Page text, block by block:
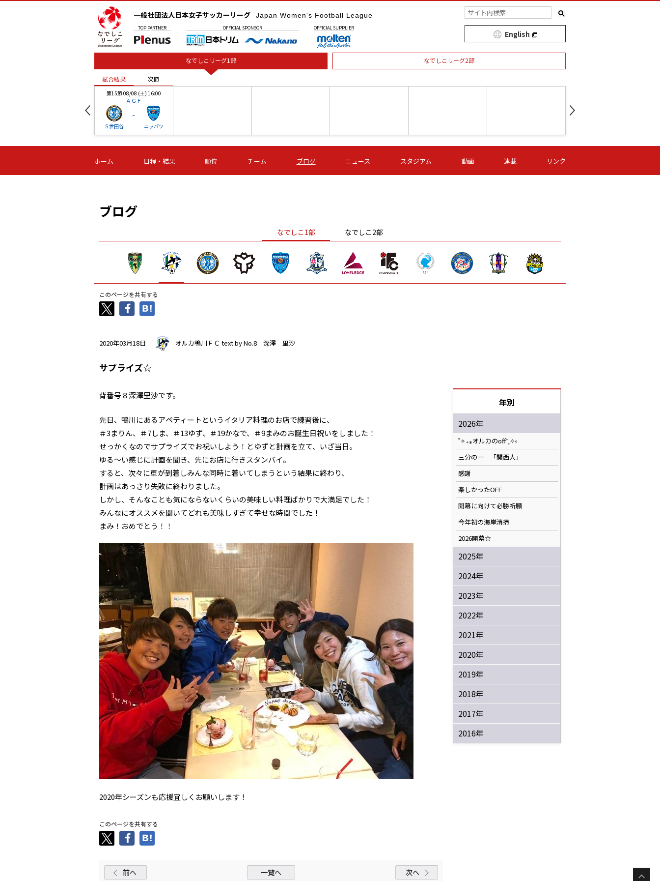
一般社団法人日本女子サッカーリーグ Japan Women's Football League
TOP PARTNER OFFICIAL SPONSOR OFFICIAL SUPPLIER
English
なでしこリーグ1部 なでしこリーグ2部
試合結果 次節
第15節 08/08 (土) 16:00
ＡＧＦ
Ｓ世田谷
-
ニッパツ
-
第16節 09/05 (土) 15:00
ニッパツ
-
第16節 09/05 (土) 15:00
石人の星
-
第16節 09/05 (土) 16:00
ＡＧＦ
-
いちご
-
第16節 09/06 (日) 15:00
-
第16節 09/06 (日) 15:00
- -
試合結果 次節
ホーム 日程・結果 順位 チーム ブログ ニュース スタジアム 動画 連載 リンク
ブログ
なでしこ1部 なでしこ2部
このページを共有する
2020年03月18日 オルカ鴨川ＦＣ text by No.8 深澤 里沙
サプライズ☆
背番号８深澤里沙です。
先日、鴨川にあるアペティートというイタリア料理のお店で練習後に、
＃3まりん、＃7しま、＃13ゆず、＃19かなで、＃9まみのお誕生日祝いをしました！
せっかくなのでサプライズでお祝いしよう！とゆずと計画を立て、いざ当日。
ゆる～い感じに計画を聞き、先にお店に行きスタンバイ。
すると、次々に車が到着しみんな同時に着いてしまうという結果に終わり、
計画はあっさり失敗に終わりました。
しかし、そんなことも気にならないくらいの美味しい料理ばかりで大満足でした！
みんなにオススメを聞いてどれも美味しすぎて幸せな時間でした！
まみ！おめでとう！！
2020年シーズンも応援宜しくお願いします！
このページを共有する
前へ 一覧へ 次へ
年別
2026年
˚✧₊⁎オルカのoff⁺˳✧༚
三分の一 「関西人」
感謝
楽しかったOFF
開幕に向けて必勝祈願
今年初の海岸清掃
2026開幕☆
2025年
2024年
2023年
2022年
2021年
2020年
2019年
2018年
2017年
2016年